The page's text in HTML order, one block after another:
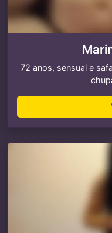
72 anos, sensual e